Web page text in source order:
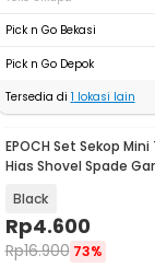
Pick n Go Bekasi
Pick n Go Depok
Tersedia di 1 lokasi lain
EPOCH Set Sekop
Hias Shovel Spade
Black
Rp4.600
Rp16.900 73%